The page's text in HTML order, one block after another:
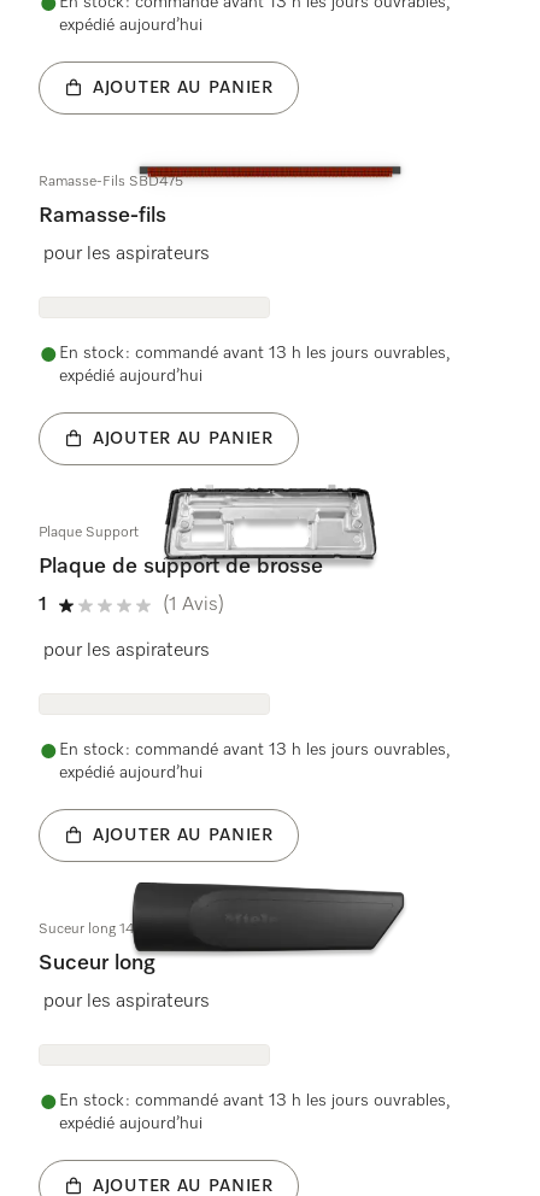
expédié aujourd’hui
AJOUTER AU PANIER
Ramasse-Fils SBD475
Ramasse-fils
pour les aspirateurs
En stock : commandé avant 13 h les jours ouvrables,
expédié aujourd’hui
AJOUTER AU PANIER
Plaque Support
Plaque de support de brosse
1
1 étoiles sur 5
(1 Avis)
pour les aspirateurs
En stock : commandé avant 13 h les jours ouvrables,
expédié aujourd’hui
AJOUTER AU PANIER
Suceur long 149mm obsw
Suceur long
pour les aspirateurs
En stock : commandé avant 13 h les jours ouvrables,
expédié aujourd’hui
AJOUTER AU PANIER